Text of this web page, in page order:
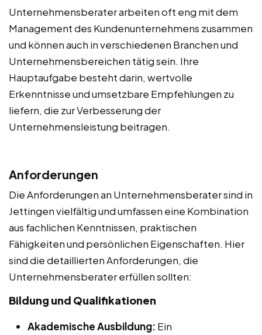
Unternehmensberater arbeiten oft eng mit dem
Management des Kundenunternehmens zusammen
und können auch in verschiedenen Branchen und
Unternehmensbereichen tätig sein. Ihre
Hauptaufgabe besteht darin, wertvolle
Erkenntnisse und umsetzbare Empfehlungen zu
liefern, die zur Verbesserung der
Unternehmensleistung beitragen.
Anforderungen
Die Anforderungen an Unternehmensberater sind in
Jettingen vielfältig und umfassen eine Kombination
aus fachlichen Kenntnissen, praktischen
Fähigkeiten und persönlichen Eigenschaften. Hier
sind die detaillierten Anforderungen, die
Unternehmensberater erfüllen sollten:
Bildung und Qualifikationen
Akademische Ausbildung: Ein